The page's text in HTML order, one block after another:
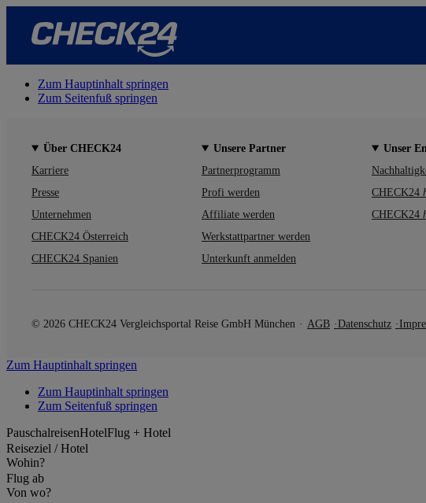
Zum Hauptinhalt springen
Zum Seitenfuß springen
Über CHECK24
Karriere
Presse
Unternehmen
CHECK24 Österreich
CHECK24 Spanien
Unsere Partner
Partnerprogramm
Profi werden
Affiliate werden
Werkstattpartner werden
Unterkunft anmelden
Unser
CHECK24
CHECK24
© 2026 CHECK24 Vergleichsportal Reise GmbH München AGB Datenschutz
Zum Hauptinhalt springen
Zum Hauptinhalt springen
Zum Seitenfuß springen
PauschalreisenHotelFlug + Hotel
Reiseziel / Hotel
Wohin?
Flug ab
Von wo?